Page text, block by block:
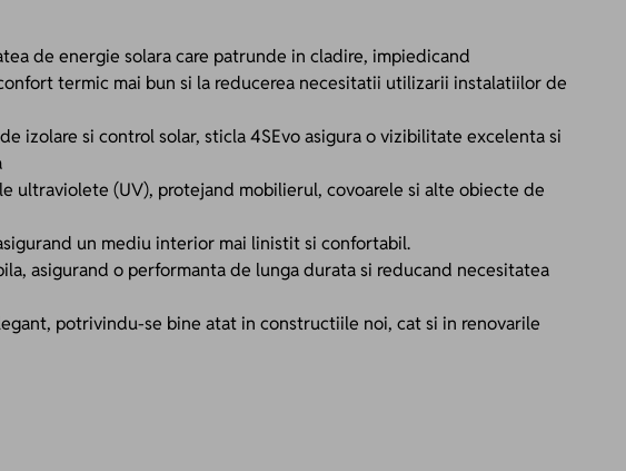
de energie solara care patrunde in cladire, impiedicand
termic mai bun si la reducerea necesitatii utilizarii instalatiilor de
izolare si control solar, sticla 4SEvo asigura o vizibilitate excelenta si
ultraviolete (UV), protejand mobilierul, covoarele si alte obiecte de
un mediu interior mai linistit si confortabil.
asigurand o performanta de lunga durata si reducand necesitatea
potrivindu-se bine atat in constructiile noi, cat si in renovarile